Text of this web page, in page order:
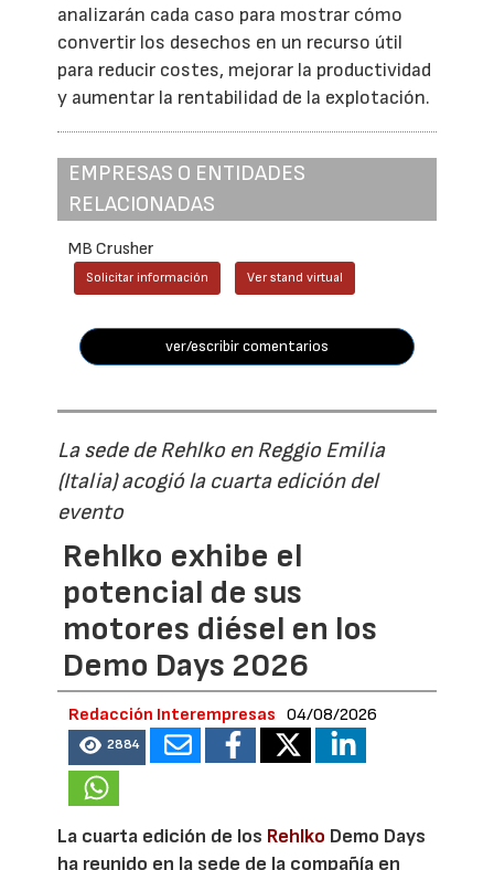
analizarán cada caso para mostrar cómo
convertir los desechos en un recurso útil
para reducir costes, mejorar la productividad
y aumentar la rentabilidad de la explotación.
EMPRESAS O ENTIDADES
RELACIONADAS
MB Crusher
Solicitar información Ver stand virtual
ver/escribir comentarios
La sede de Rehlko en Reggio Emilia
(Italia) acogió la cuarta edición del
evento
Rehlko exhibe el
potencial de sus
motores diésel en los
Demo Days 2026
Redacción Interempresas 04/08/2026
2884
La cuarta edición de los Rehlko Demo Days
ha reunido en la sede de la compañía en